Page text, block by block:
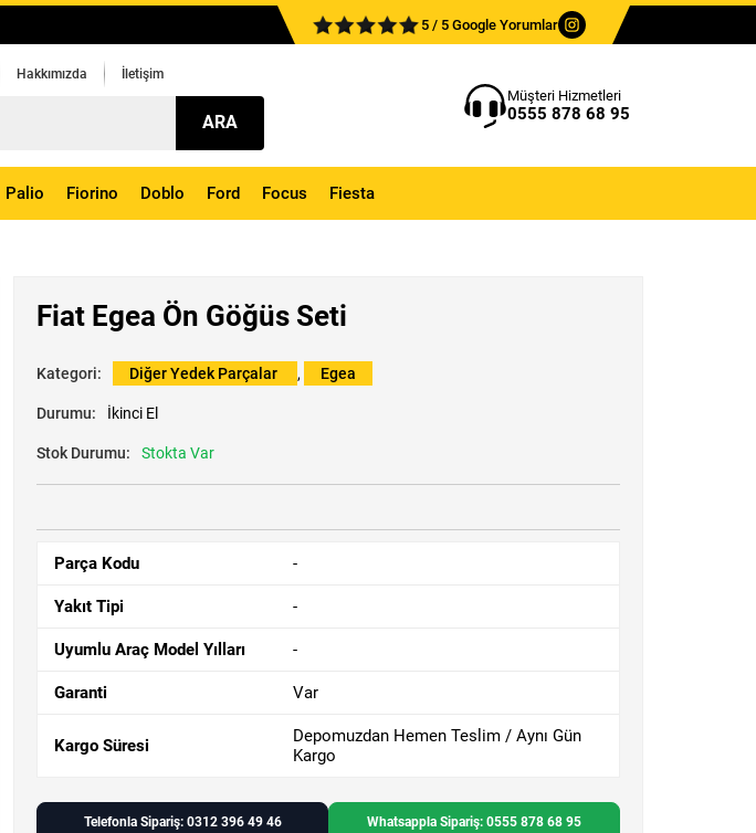
5 / 5 Google Yorumlar
Hakkımızda İletişim
ARA
Müşteri Hizmetleri
0555 878 68 95
Palio Fiorino Doblo Ford Focus Fiesta
Fiat Egea Ön Göğüs Seti
Kategori: Diğer Yedek Parçalar , Egea
Durumu: İkinci El
Stok Durumu: Stokta Var
Parça Kodu -
Yakıt Tipi -
Uyumlu Araç Model Yılları -
Garanti Var
Kargo Süresi
Depomuzdan Hemen Teslim / Aynı Gün
Kargo
Telefonla Sipariş: 0312 396 49 46 Whatsappla Sipariş: 0555 878 68 95